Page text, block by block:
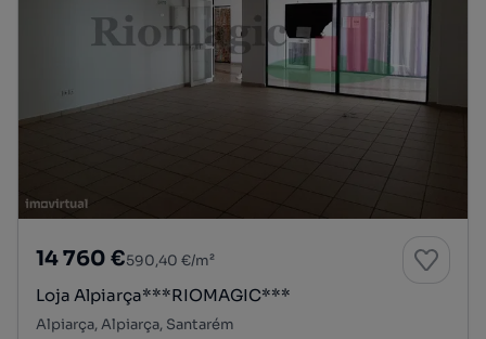
14 760 €590,40 €/m²
Loja Alpiarça***RIOMAGIC***
Alpiarça, Alpiarça, Santarém